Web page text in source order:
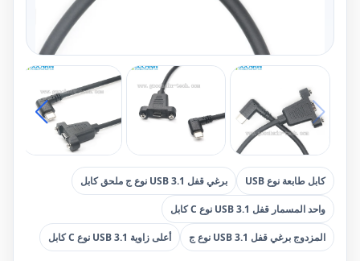
كابل طابعة نوع USB برغي قفل USB 3.1 نوع ج ملحق كابل
واحد المسمار قفل USB 3.1 نوع C كابل
المزدوج برغي قفل USB 3.1 نوع ج أعلى زاوية USB 3.1 نوع C كابل